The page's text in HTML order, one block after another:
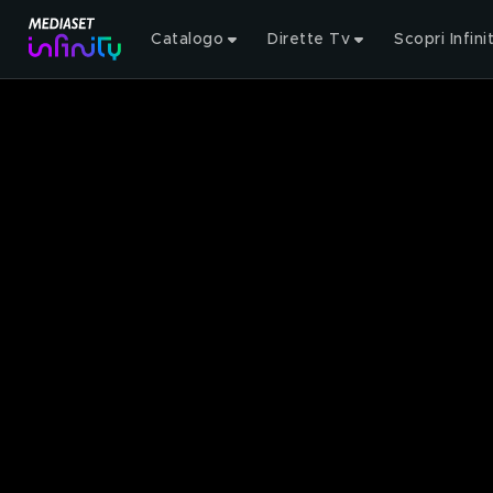
Catalogo Dirette Tv Scopri